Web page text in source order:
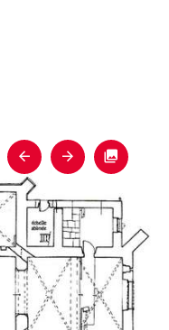
Previous
Next